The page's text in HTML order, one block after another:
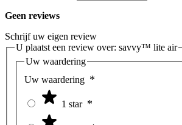
Geen reviews
Schrijf uw eigen review
U plaatst een review over: savvy™ lite air
Uw waardering
Uw waardering
1 star